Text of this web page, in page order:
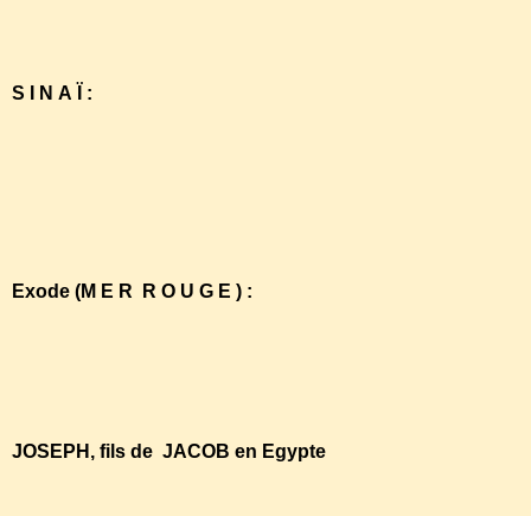
S I N A Ï :
Exode (M E R R O U G E ) :
JOSEPH, fils de JACOB en Egypte